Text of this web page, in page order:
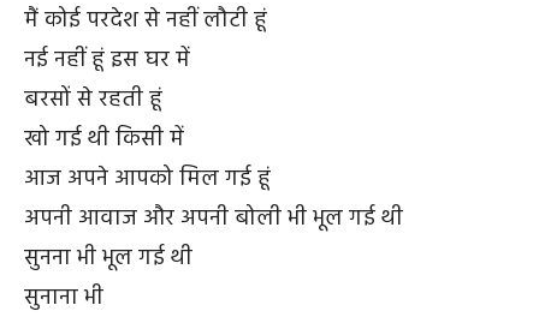
मैं कोई परदेश से नहीं लौटी हूं
नई नहीं हूं इस घर में
बरसों से रहती हूं
खो गई थी किसी में
आज अपने आपको मिल गई हूं
अपनी आवाज और अपनी बोली भी भूल गई थी
सुनना भी भूल गई थी
सुनाना भी